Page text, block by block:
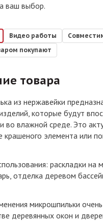
ваш выбор.
Видео работы
покупают
товара
из нержавейки
которые будут
во влажной среде. Это
элемента или
раскладки на
отделка деревом
микрошпильки
деревянных окон и